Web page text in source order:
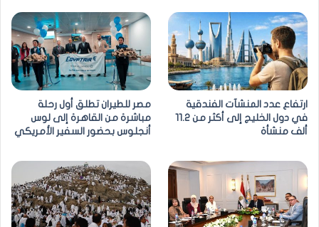
ارتفاع عدد المنشآت الفندقية
في دول الخليج إلى أكثر من 11.2
ألف منشأة
مصر للطيران تطلق أول رحلة
مباشرة من القاهرة إلى لوس
أنجلوس بحضور السفير الأمريكي